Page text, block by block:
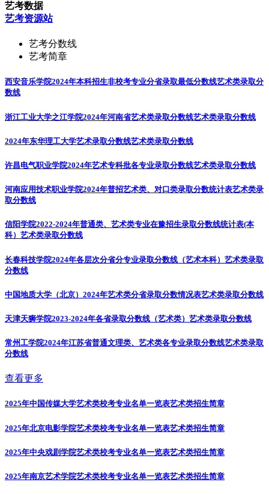
艺考数据
艺考资源站
艺考分数线
艺考简章
西安音乐学院2024年本科招生非校考专业分省录取最低分数线艺术类录取分
数线
浙江工业大学之江学院2024年河南省艺术类录取分数线艺术类录取分数线
2024年东华理工大学艺术录取分数线艺术类录取分数线
许昌电气职业学院2024年艺术专科批各专业录取分数线艺术类录取分数线
河南应用技术职业学院2024年普招艺术类、对口类录取分数统计表艺术类录
取分数线
信阳学院2022-2024年普通类、艺术类专业在豫招生录取分数线统计表(本
科） 艺术类录取分数线
长春科技学院2024年各层次分省分专业录取分数线（艺术本科） 艺术类录取
分数线
中国地质大学（北京）2024年艺术类分省录取分数情况表艺术类录取分数线
天津天狮学院2023-2024年各省录取分数线（艺术类） 艺术类录取分数线
常州工学院2024年江苏省普通文理类、艺术类各专业录取分数线艺术类录取
分数线
查看更多
2025年中国传媒大学艺术类校考专业名单一览表艺术类招生简章
2025年北京电影学院艺术类校考专业名单一览表艺术类招生简章
2025年中央戏剧学院艺术类校考专业名单一览表艺术类招生简章
2025年南京艺术学院艺术类校考专业名单一览表艺术类招生简章